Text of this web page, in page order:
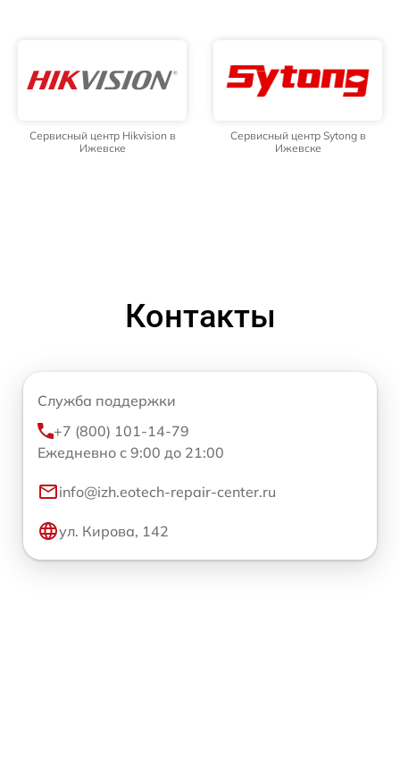
Сервисный центр Hikvision в
Ижевске
Сервисный центр Sytong в
Ижевске
Контакты
Служба поддержки
+7 (800) 101-14-79
Ежедневно с 9:00 до 21:00
info@izh.eotech-repair-center.ru
ул. Кирова, 142